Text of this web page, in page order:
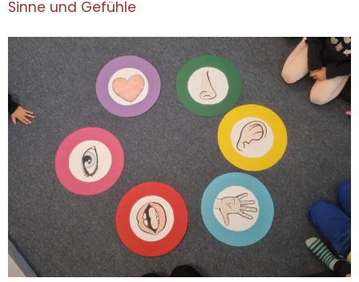
Sinne und Gefühle